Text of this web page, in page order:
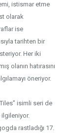
istismar etme
olarak
ise
tarihten bir
Her iki
olanın hatırasını
öneriyor.
isimli seri de
ilgileniyor.
rastladığı 17.